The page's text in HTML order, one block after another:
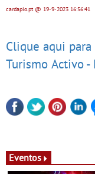
cardapio.pt@ 19-9-2023 16:56:41
Clique aqui
Turismo Activo -
Eventos